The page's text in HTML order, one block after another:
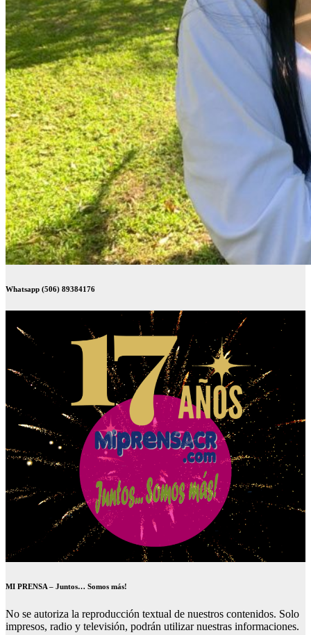
Whatsapp (506) 89384176
MI PRENSA – Juntos… Somos más!
No se autoriza la reproducción textual de nuestros contenidos. Solo
impresos, radio y televisión, podrán utilizar nuestras informaciones.